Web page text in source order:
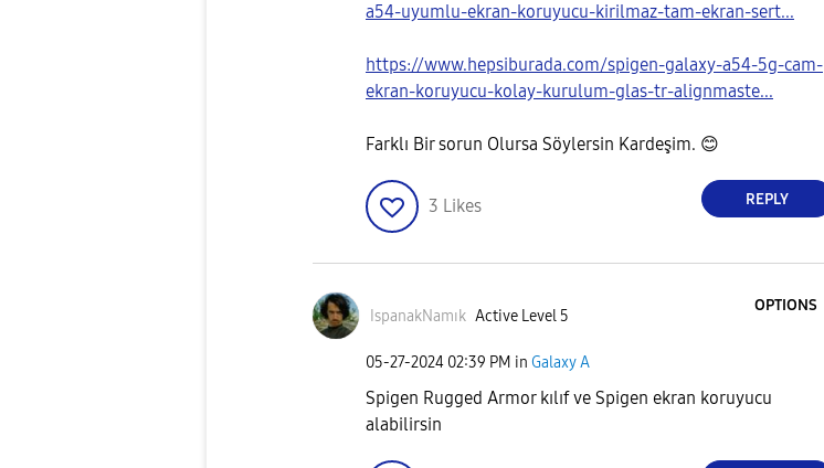
a54-uyumlu-ekran-koruyucu-kirilmaz-tam-ekran-sert...
https://www.hepsiburada.com/spigen-galaxy-a54-5g-cam-
ekran-koruyucu-kolay-kurulum-glas-tr-alignmaste...
Farklı Bir sorun Olursa Söylersin Kardeşim. 😊
3 Likes REPLY
IspanakNamık Active Level 5
OPTIONS
‎05-27-2024 02:39 PM in Galaxy A
Spigen Rugged Armor kılıf ve Spigen ekran koruyucu
alabilirsin